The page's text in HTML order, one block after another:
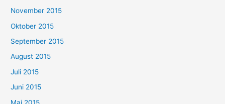
November 2015
Oktober 2015
September 2015
August 2015
Juli 2015
Juni 2015
Mai 2015